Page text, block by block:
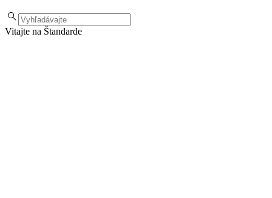
Vitajte na Štandarde